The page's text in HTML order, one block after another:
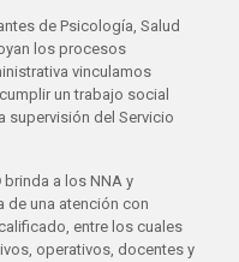
de Psicología, Salud
los procesos
vinculamos
un trabajo social
supervisión del Servicio
brinda a los NNA y
de una atención con
entre los cuales
operativos, docentes y